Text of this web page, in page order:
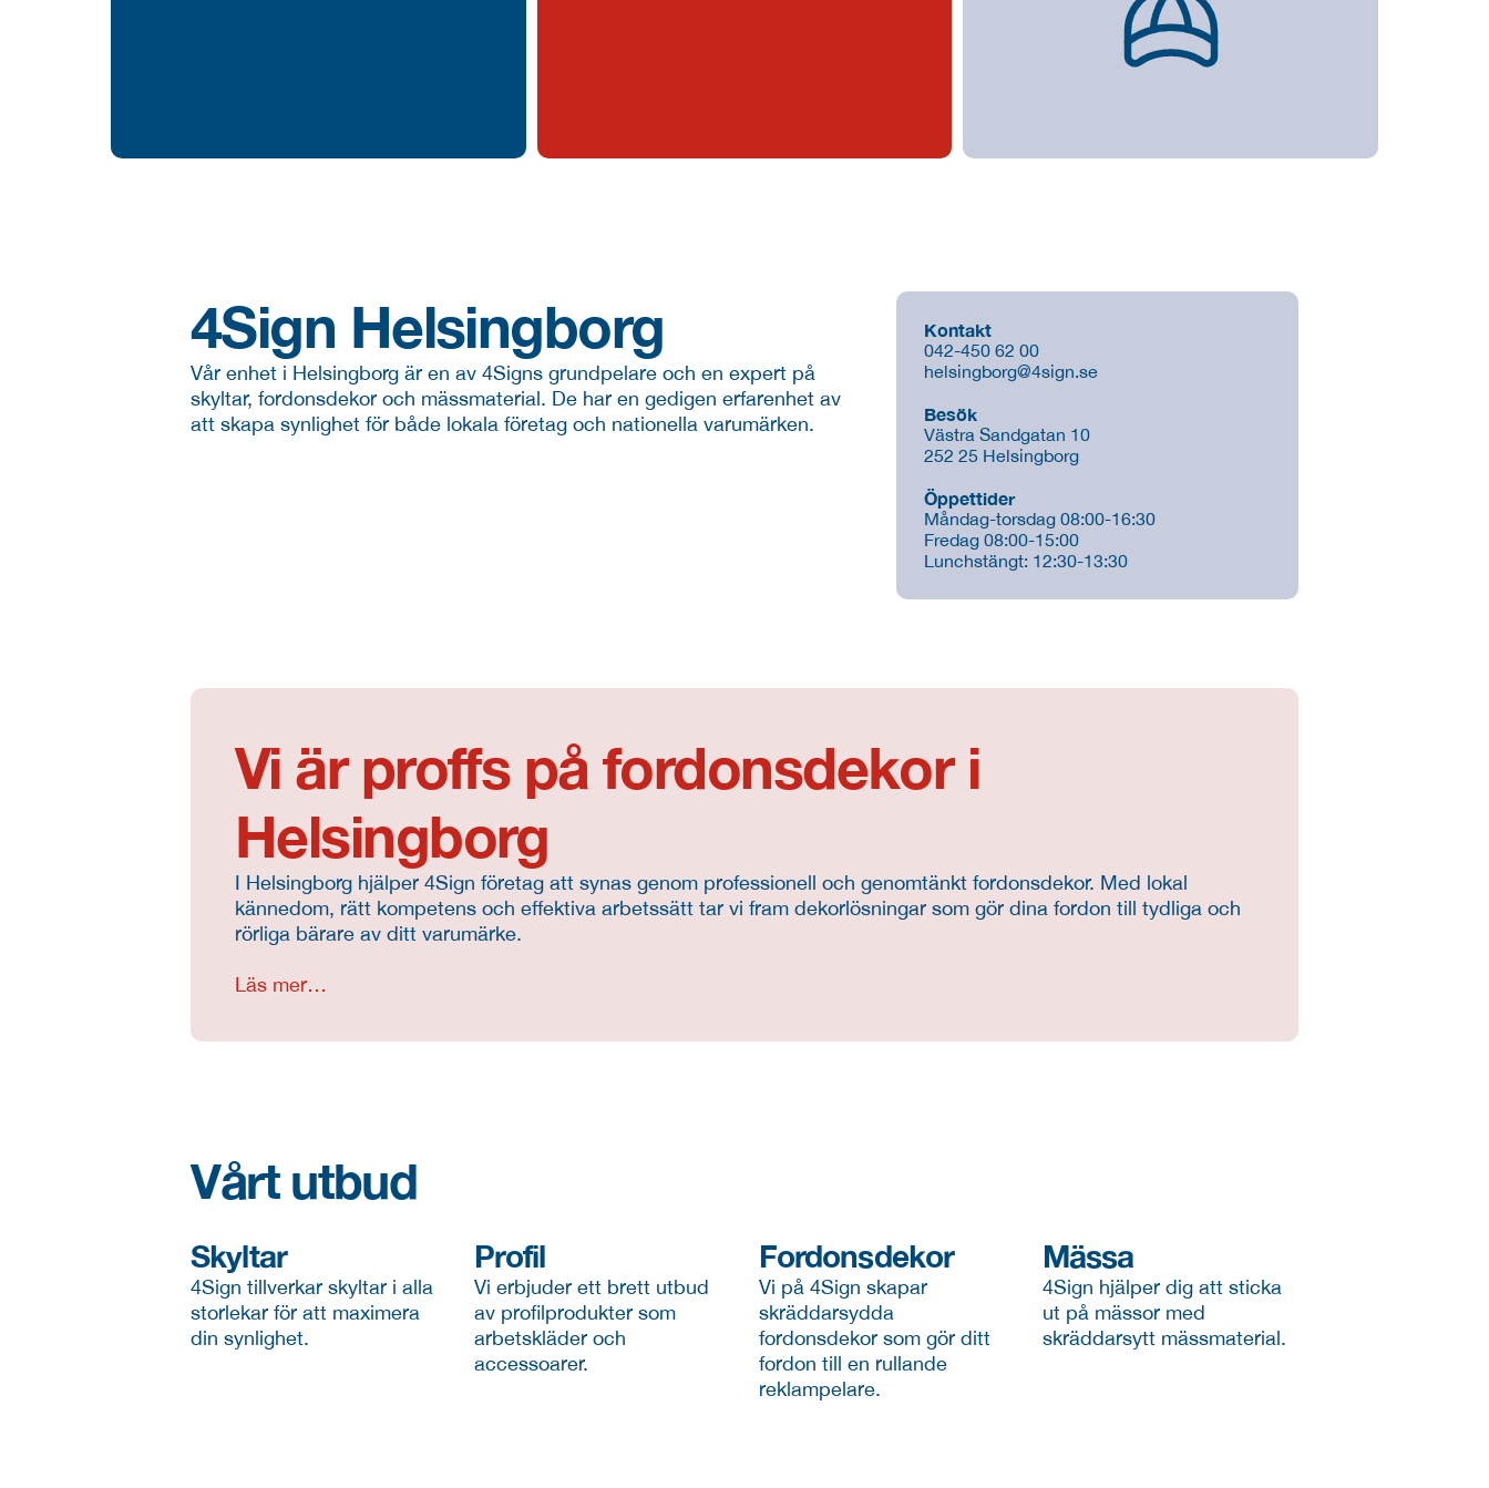
4Sign Helsingborg
Vår enhet i Helsingborg är en av 4Signs grundpelare och en expert på
skyltar, fordonsdekor och mässmaterial. De har en gedigen erfarenhet av
att skapa synlighet för både lokala företag och nationella varumärken.
Kontakt
042-450 62 00
helsingborg@4sign.se
Besök
Västra Sandgatan 10
252 25 Helsingborg
Öppettider
Måndag-torsdag 08:00-16:30
Fredag 08:00-15:00
Lunchstängt: 12:30-13:30
Vi är proffs på fordonsdekor i
Helsingborg
I Helsingborg hjälper 4Sign företag att synas genom professionell och genomtänkt fordonsdekor. Med lokal
kännedom, rätt kompetens och effektiva arbetssätt tar vi fram dekorlösningar som gör dina fordon till tydliga och
rörliga bärare av ditt varumärke.
Läs mer…
Vårt utbud
Skyltar
4Sign tillverkar skyltar i alla
storlekar för att maximera
din synlighet.
Profil
Vi erbjuder ett brett utbud
av profilprodukter som
arbetskläder och
accessoarer.
Fordonsdekor
Vi på 4Sign skapar
skräddarsydda
fordonsdekor som gör ditt
fordon till en rullande
reklampelare.
Mässa
4Sign hjälper dig att sticka
ut på mässor med
skräddarsytt mässmaterial.